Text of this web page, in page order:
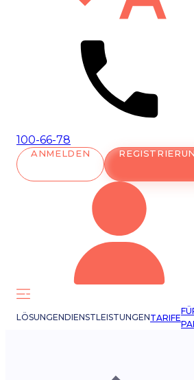
100-66-78
ANMELDEN
LÖSUNGENDIENSTLEISTUNGENTARIFE